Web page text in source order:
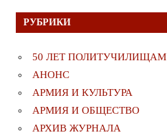
РУБРИКИ
50 ЛЕТ ПОЛИТУЧИЛИЩАМ
АНОНС
АРМИЯ И КУЛЬТУРА
АРМИЯ И ОБЩЕСТВО
АРХИВ ЖУРНАЛА